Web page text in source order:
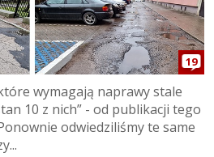
19
wymagają naprawy stale
10 z nich” - od publikacji tego
odwiedziliśmy te same